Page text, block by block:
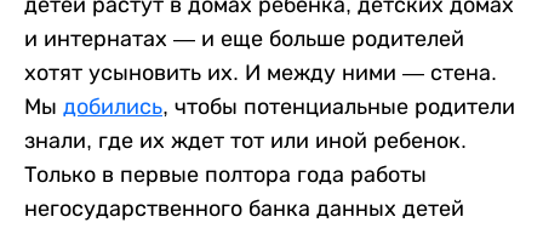
и интернатах — и еще больше родителей
хотят усыновить их. И между ними — стена.
Мы добились, чтобы потенциальные родители
знали, где их ждет тот или иной ребенок.
Только в первые полтора года работы
негосударственного банка данных детей